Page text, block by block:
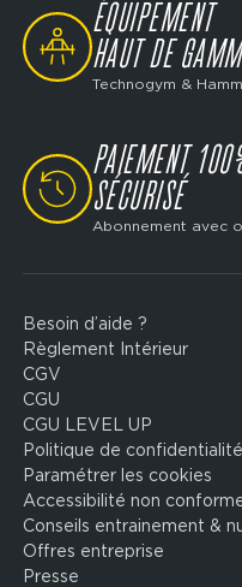
SVG
ÉQUIPEMENT
HAUT DE
Technogym &
SVG
PAIEMENT
SÉCURISÉ
Abonnement avec
Footer
legal
Besoin d’aide ?
Règlement Intérieur
CGV
CGU
CGU LEVEL UP
Politique de confidentialité
Paramétrer les cookies
Accessibilité non
Conseils entrainement &
Offres entreprise
Presse